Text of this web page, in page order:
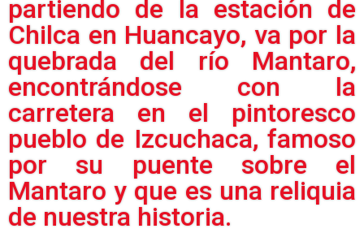
partiendo de la estación de
Chilca en Huancayo, va por la
quebrada del río Mantaro,
encontrándose con la
carretera en el pintoresco
pueblo de Izcuchaca, famoso
por su puente sobre el
Mantaro y que es una reliquia
de nuestra historia.